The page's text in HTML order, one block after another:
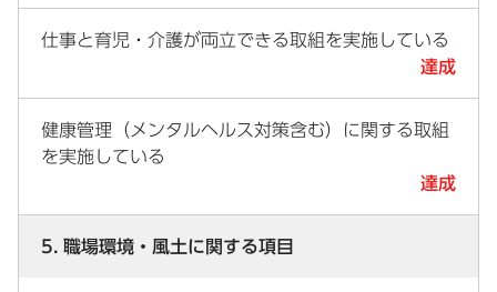
仕事と育児・介護が両立できる取組を実施している
達成
健康管理（メンタルヘルス対策含む）に関する取組
を実施している
達成
5. 職場環境・風土に関する項目